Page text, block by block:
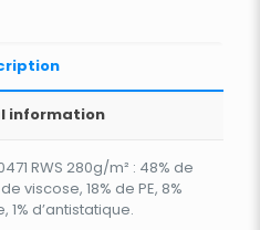
information
RWS 280g/m² : 48% de
viscose, 18% de PE, 8%
d’antistatique.